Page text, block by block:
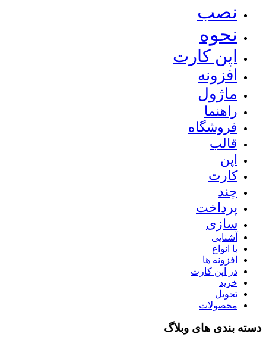
نصب
نحوه
اپن کارت
افزونه
ماژول
راهنما
فروشگاه
قالب
اپن
کارت
چند
پرداخت
سازی
آشنایی
با انواع
افزونه ها
در اپن کارت
خرید
تحویل
محصولات
دسته بندی های وبلاگ